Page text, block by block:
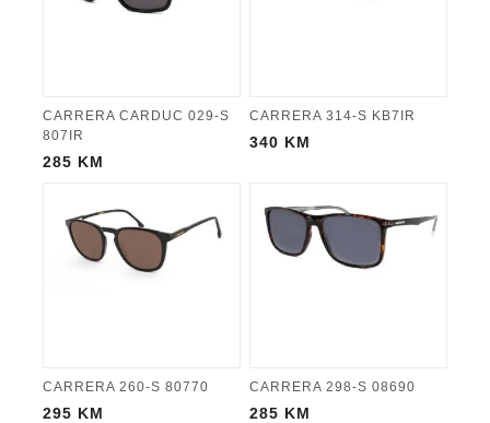
CARRERA CARDUC 029-S
807IR
285 KM
CARRERA 314-S KB7IR
340 KM
CARRERA 260-S 80770
295 KM
CARRERA 298-S 08690
285 KM